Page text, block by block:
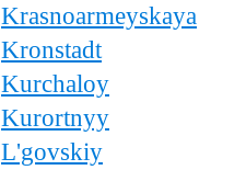
Krasnoarmeyskaya
Kronstadt
Kurchaloy
Kurortnyy
L'govskiy